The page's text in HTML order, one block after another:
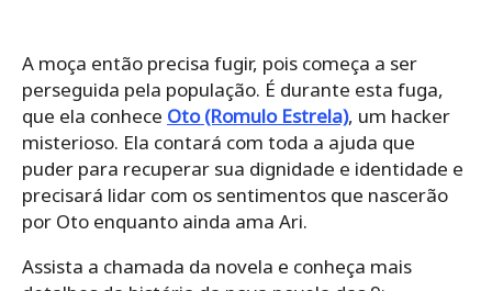
A moça então precisa fugir, pois começa a ser
perseguida pela população. É durante esta fuga,
que ela conhece Oto (Romulo Estrela), um hacker
misterioso. Ela contará com toda a ajuda que
puder para recuperar sua dignidade e identidade e
precisará lidar com os sentimentos que nascerão
por Oto enquanto ainda ama Ari.
Assista a chamada da novela e conheça mais